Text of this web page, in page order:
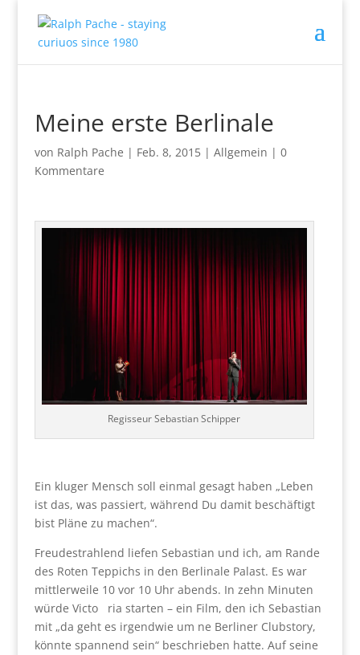
Meine erste Berlinale
von Ralph Pache | Feb. 8, 2015| Allgemein | 0
Kommentare
Regisseur Sebastian Schipper
Ein kluger Mensch soll einmal gesagt haben „Leben
ist das, was passiert, während Du damit beschäftigt
bist Pläne zu machen“.
Freudestrahlend liefen Sebastian und ich, am Rande
des Roten Teppichs in den Berlinale Palast. Es war
mittlerweile 10 vor 10 Uhr abends. In zehn Minuten
würde Victo ria starten – ein Film, den ich Sebastian
mit „da geht es irgendwie um ne Berliner Clubstory,
könnte spannend sein“ beschrieben hatte. Auf seine